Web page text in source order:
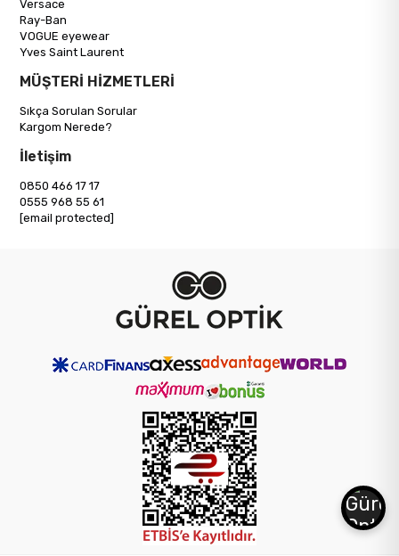
Versace
Ray-Ban
VOGUE eyewear
Yves Saint Laurent
MÜŞTERİ HİZMETLERİ
Sıkça Sorulan Sorular
Kargom Nerede?
İletişim
0850 466 17 17
0555 968 55 61
[email protected]